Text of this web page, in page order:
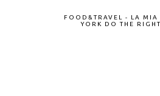
FOOD&TRAVEL - LA MIA
YORK DO THE